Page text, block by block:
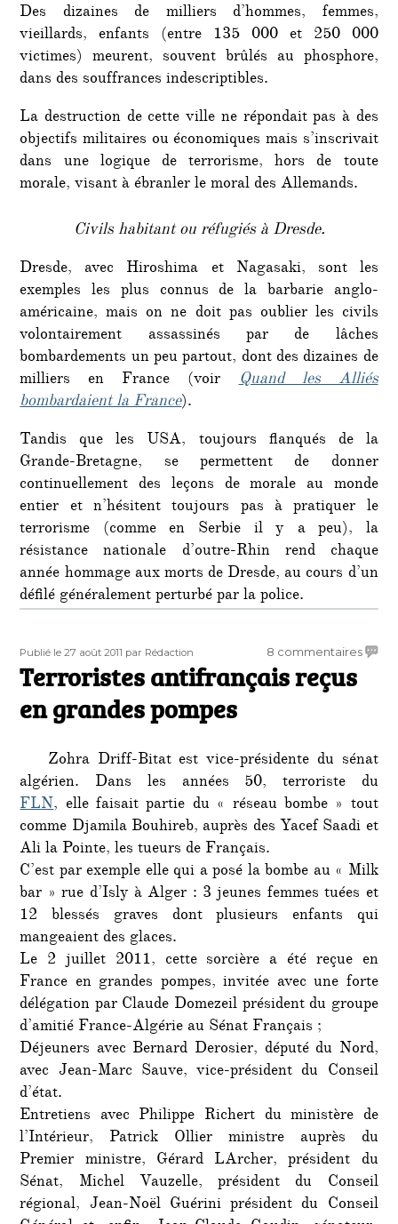
Des dizaines de milliers d’hommes, femmes,
vieillards, enfants (entre 135 000 et 250 000
victimes) meurent, souvent brûlés au phosphore,
dans des souffrances indescriptibles.
La destruction de cette ville ne répondait pas à des
objectifs militaires ou économiques mais s’inscrivait
dans une logique de terrorisme, hors de toute
morale, visant à ébranler le moral des Allemands.
Civils habitant ou réfugiés à Dresde.
Dresde, avec Hiroshima et Nagasaki, sont les
exemples les plus connus de la barbarie anglo-
américaine, mais on ne doit pas oublier les civils
volontairement assassinés par de lâches
bombardements un peu partout, dont des dizaines de
milliers en France (voirQuand les Alliés
bombardaient la France).
Tandis que les USA, toujours flanqués de la
Grande-Bretagne, se permettent de donner
continuellement des leçons de morale au monde
entier et n’hésitent toujours pas à pratiquer le
terrorisme (comme en Serbie il y a peu), la
résistance nationale d’outre-Rhin rend chaque
année hommage aux morts de Dresde, au cours d’un
défilé généralement perturbé par la police.
Publié
le
Publié le 27 août 2011 Auteur
par Rédaction 8 commentairessur
Terroristes antifrançais reçus
en grandes pompes
Zohra Driff-Bitat est vice-présidente du sénat
algérien. Dans les années 50, terroriste du
FLN, elle faisait partie du « réseau bombe » tout
comme Djamila Bouhireb, auprès des Yacef Saadi et
Ali la Pointe, les tueurs de Français.
C’est par exemple elle qui a posé la bombe au « Milk
bar » rue d’Isly à Alger : 3 jeunes femmes tuées et
12 blessés graves dont plusieurs enfants qui
mangeaient des glaces.
Le 2 juillet 2011, cette sorcière a été reçue en
France en grandes pompes, invitée avec une forte
délégation par Claude Domezeil président du groupe
d’amitié France-Algérie au Sénat Français ;
Déjeuners avec Bernard Derosier, député du Nord,
avec Jean-Marc Sauve, vice-président du Conseil
d’état.
Entretiens avec Philippe Richert du ministère de
l’Intérieur, Patrick Ollier ministre auprès du
Premier ministre, Gérard LArcher, président du
Sénat, Michel Vauzelle, président du Conseil
régional, Jean-Noël Guérini président du Conseil